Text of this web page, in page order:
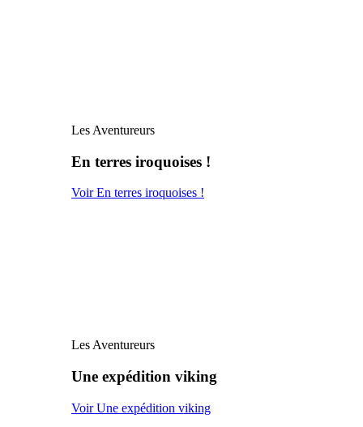
Les Aventureurs
En terres iroquoises !
Voir En terres iroquoises !
Les Aventureurs
Une expédition viking
Voir Une expédition viking